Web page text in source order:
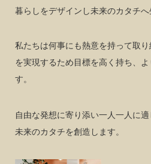
暮らしをデザインし未来のカタチ
私たちは何事にも熱意を持って取
を実現するため目標を高く持ち、
す。
自由な発想に寄り添い一人一人に
未来のカタチを創造します。